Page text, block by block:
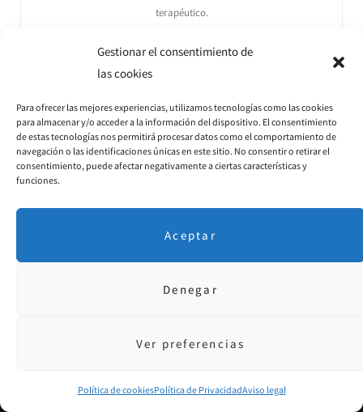
Gestionar el consentimiento de
las cookies
Para ofrecer las mejores experiencias, utilizamos tecnologías como las cookies
para almacenar y/o acceder a la información del dispositivo. El consentimiento
de estas tecnologías nos permitirá procesar datos como el comportamiento de
navegación o las identificaciones únicas en este sitio. No consentir o retirar el
consentimiento, puede afectar negativamente a ciertas características y
funciones.
Aceptar
Denegar
Ver preferencias
Política de cookiesPolítica de PrivacidadAviso legal
terapéutico.
LEER MÁS
a
c
I
n
s
m
i
n
t